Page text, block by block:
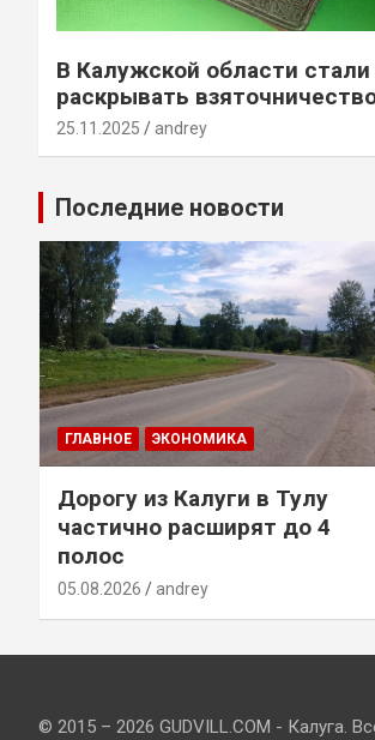
В Калужской области
раскрывать
25.11.2025 andrey
Последние новости
ГЛАВНОЕ ЭКОНОМИКА
Дорогу из Калуги в Тулу
частично расширят до 4
полос
05.08.2026 andrey
© 2015 – 2026 GUDVILL.COM - Калуга.